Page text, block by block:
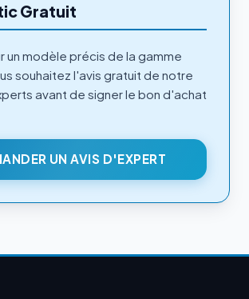
Gratuit
un modèle précis de la gamme
souhaitez l'avis gratuit de notre
avant de signer le bon d'achat
UN AVIS D'EXPERT